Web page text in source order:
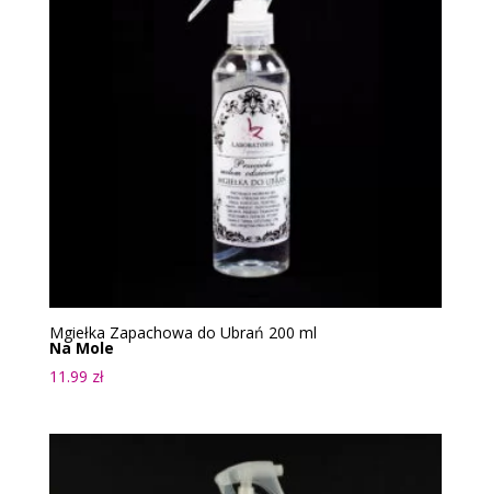
Mgiełka Zapachowa do Ubrań 200 ml
Na Mole
11.99 zł